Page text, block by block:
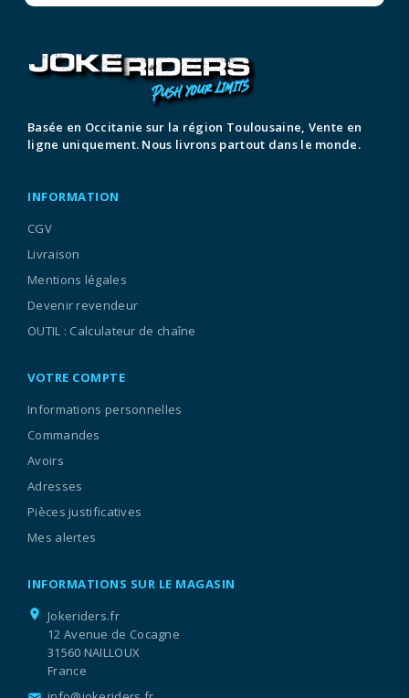
Basée en Occitanie sur la région Toulousaine, Vente en
ligne uniquement. Nous livrons partout dans le monde.
INFORMATION
CGV
Livraison
Mentions légales
Devenir revendeur
OUTIL : Calculateur de chaîne
VOTRE COMPTE
Informations personnelles
Commandes
Avoirs
Adresses
Pièces justificatives
Mes alertes
INFORMATIONS SUR LE MAGASIN
location_on
Jokeriders.fr
12 Avenue de Cocagne
31560 NAILLOUX
France